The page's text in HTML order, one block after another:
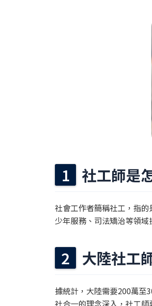
社工師是
社會工作者簡稱社工，指
少年服務、司法矯治等領
大陸社工
據統計，大陸需要200萬至